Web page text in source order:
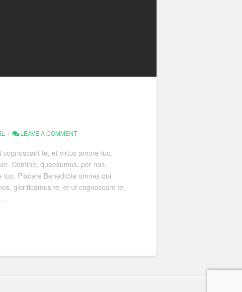
LEAVE A COMMENT
te, et virtus amore tuo.
Domine, quaesumus, per nos,
Placere Benedicite omnes qui
glorificamus te, et ut cognoscant te,